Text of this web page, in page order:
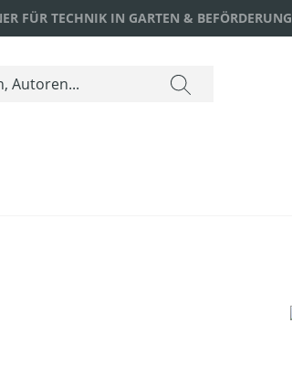
FÜR TECHNIK IN GARTEN & BEFÖRDERUNG